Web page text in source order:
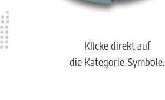
Klicke direkt auf
die Kategorie-Symbole.